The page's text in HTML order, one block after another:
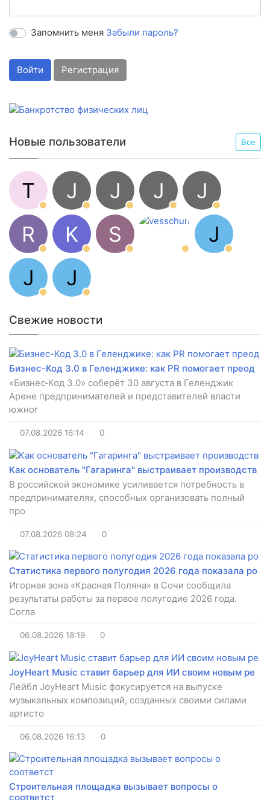
Запомнить меня Забыли пароль?
Войти Регистрация
Новые пользователи Все
T J J J
J
R
K S
J
J
J
Свежие новости
Бизнес-Код 3.0 в Геленджике: как PR помогает преод
«Бизнес‑Код 3.0» соберёт 30 августа в Геленджик
Арене предпринимателей и представителей власти
южног
07.08.2026 16:14 0
Как основатель "Гагаринга" выстраивает производств
В российской экономике усиливается потребность в
предпринимателях, способных организовать полный
про
07.08.2026 08:24 0
Статистика первого полугодия 2026 года показала ро
Игорная зона «Красная Поляна» в Сочи сообщила
результаты работы за первое полугодие 2026 года.
Согла
06.08.2026 18:19 0
JoyHeart Music ставит барьер для ИИ своим новым ре
Лейбл JoyHeart Music фокусируется на выпуске
музыкальных композиций, созданных своими силами
артисто
06.08.2026 16:13 0
Строительная площадка вызывает вопросы о
соответст